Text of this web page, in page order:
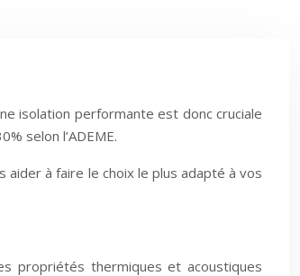
isolation performante est donc cruciale
selon l’ADEME.
à faire le choix le plus adapté à vos
propriétés thermiques et acoustiques